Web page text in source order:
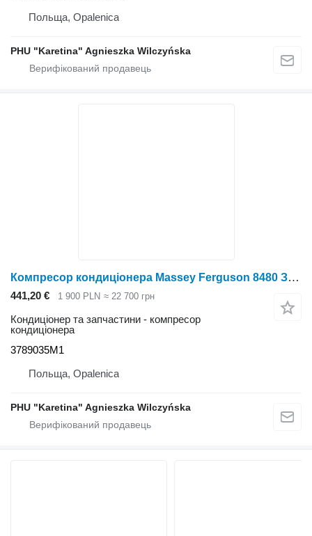
Польща, Opalenica
PHU "Karetina" Agnieszka Wilczyńska
Компресор кондиціонера Massey Ferguson 8480 ЗАПЧАСТИНИ компресора кондиціонера 3789035M1 до трактора колісного Massey Ferguson 8480
441,20 € 1 900 PLN ≈ 22 700 грн
Кондиціонер та запчастини - компресор
кондиціонера
3789035M1
Польща, Opalenica
PHU "Karetina" Agnieszka Wilczyńska